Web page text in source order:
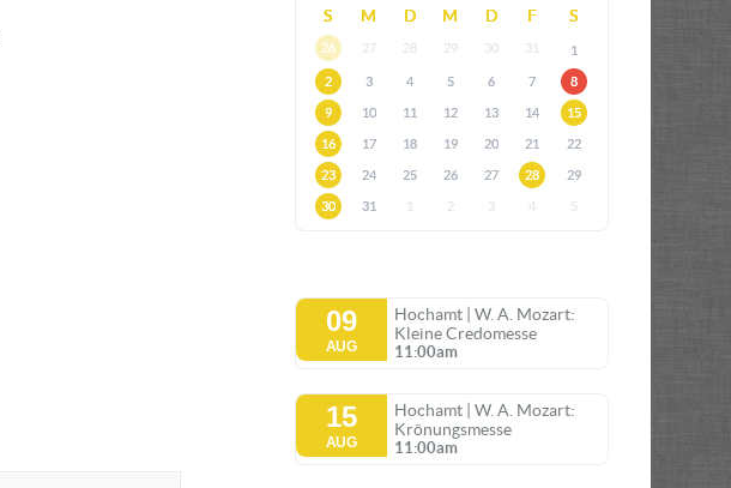
S M D M D F S
26 27 28 29 30 31 1
2 3 4 5 6 7 8
9 10 11 12 13 14 15
16 17 18 19 20 21 22
23 24 25 26 27 28 29
30 31 1 2 3 4 5
09
AUG
Hochamt | W. A. Mozart:
Kleine Credomesse
11:00am
15
AUG
Hochamt | W. A. Mozart:
Krönungsmesse
11:00am